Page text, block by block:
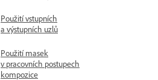
Použití vstupních
a výstupních uzlů
Použití masek
v pracovních postupech
kompozice